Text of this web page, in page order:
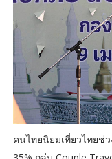
คนไทยนิยมเที่ยวไทยช่